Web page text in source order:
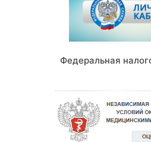
Федеральная